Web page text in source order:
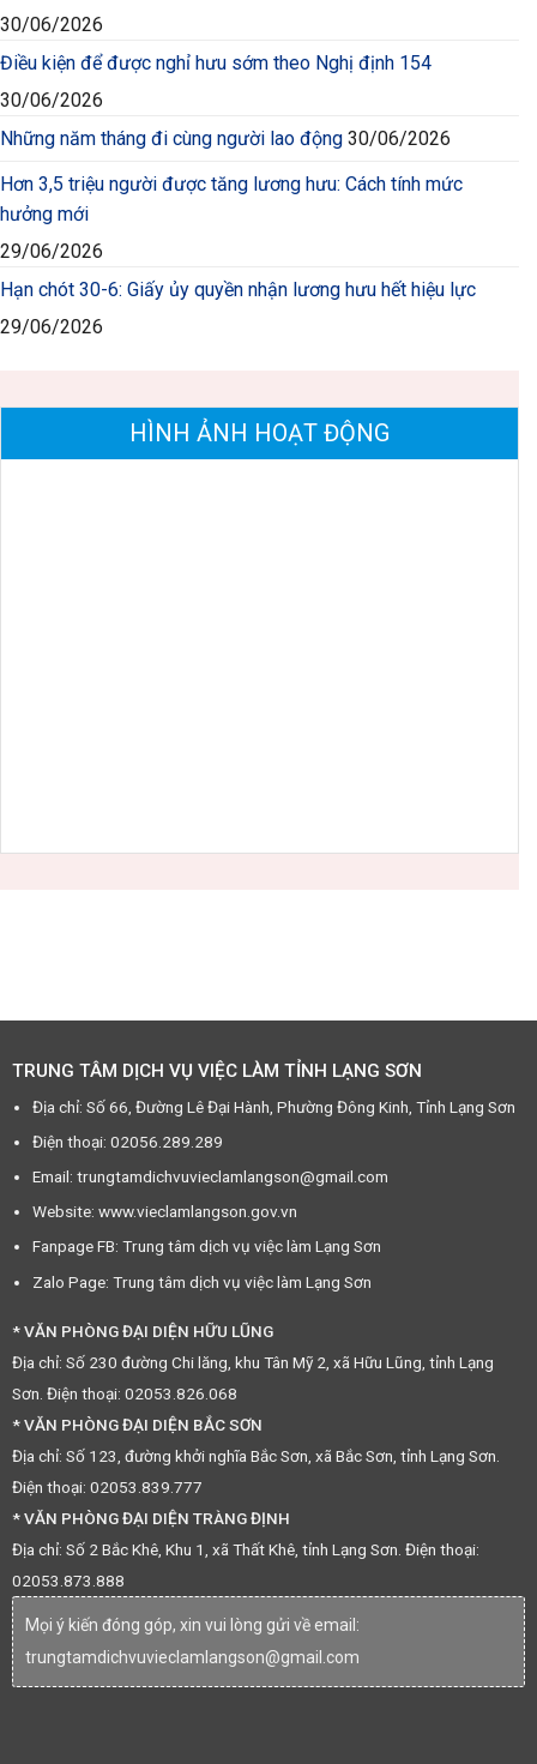
30/06/2026
Điều kiện để được nghỉ hưu sớm theo Nghị định 154
30/06/2026
Những năm tháng đi cùng người lao động 30/06/2026
Hơn 3,5 triệu người được tăng lương hưu: Cách tính mức
hưởng mới
29/06/2026
Hạn chót 30-6: Giấy ủy quyền nhận lương hưu hết hiệu lực
29/06/2026
HÌNH ẢNH HOẠT ĐỘNG
TRUNG TÂM DỊCH VỤ VIỆC LÀM TỈNH LẠNG SƠN
Địa chỉ: Số 66, Đường Lê Đại Hành, Phường Đông Kinh, Tỉnh Lạng Sơn
Điện thoại: 02056.289.289
Email: trungtamdichvuvieclamlangson@gmail.com
Website: www.vieclamlangson.gov.vn
Fanpage FB: Trung tâm dịch vụ việc làm Lạng Sơn
Zalo Page: Trung tâm dịch vụ việc làm Lạng Sơn
* VĂN PHÒNG ĐẠI DIỆN HỮU LŨNG
Địa chỉ: Số 230 đường Chi lăng, khu Tân Mỹ 2, xã Hữu Lũng, tỉnh Lạng
Sơn. Điện thoại: 02053.826.068
* VĂN PHÒNG ĐẠI DIỆN BẮC SƠN
Địa chỉ: Số 123, đường khởi nghĩa Bắc Sơn, xã Bắc Sơn, tỉnh Lạng Sơn.
Điện thoại: 02053.839.777
* VĂN PHÒNG ĐẠI DIỆN TRÀNG ĐỊNH
Địa chỉ: Số 2 Bắc Khê, Khu 1, xã Thất Khê, tỉnh Lạng Sơn. Điện thoại:
02053.873.888
Mọi ý kiến đóng góp, xin vui lòng gửi về email:
trungtamdichvuvieclamlangson@gmail.com